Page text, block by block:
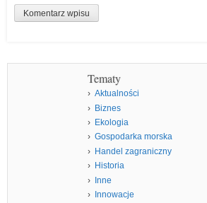
Tematy
Aktualności
Biznes
Ekologia
Gospodarka morska
Handel zagraniczny
Historia
Inne
Innowacje